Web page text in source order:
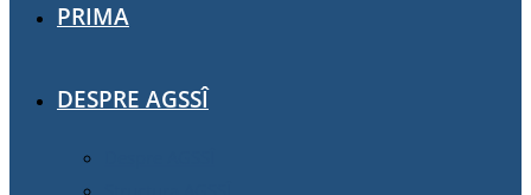
PRIMA
DESPRE AGSSÎ